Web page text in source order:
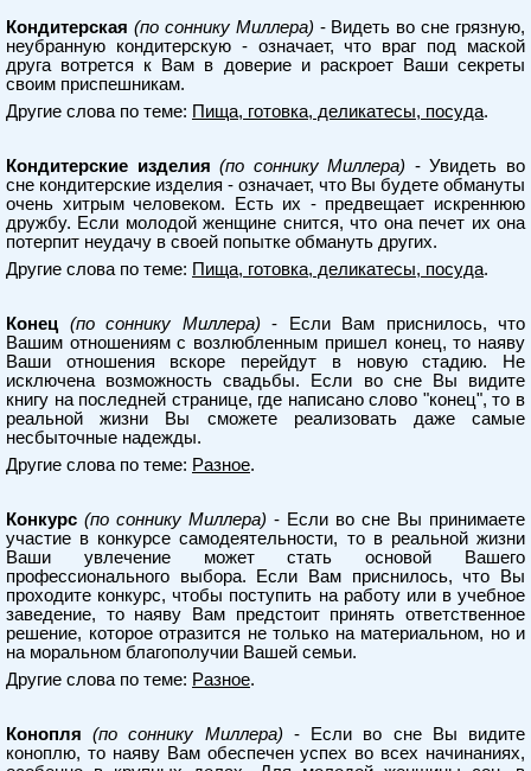
Кондитерская (по соннику Миллера) - Видеть во сне грязную,
неубранную кондитерскую - означает, что враг под маской
друга вотрется к Вам в доверие и раскроет Ваши секреты
своим приспешникам.
Другие слова по теме: Пища, готовка, деликатесы, посуда.
Кондитерские изделия (по соннику Миллера) - Увидеть во
сне кондитерские изделия - означает, что Вы будете обмануты
очень хитрым человеком. Есть их - предвещает искреннюю
дружбу. Если молодой женщине снится, что она печет их она
потерпит неудачу в своей попытке обмануть других.
Другие слова по теме: Пища, готовка, деликатесы, посуда.
Конец (по соннику Миллера) - Если Вам приснилось, что
Вашим отношениям с возлюбленным пришел конец, то наяву
Ваши отношения вскоре перейдут в новую стадию. Не
исключена возможность свадьбы. Если во сне Вы видите
книгу на последней странице, где написано слово "конец", то в
реальной жизни Вы сможете реализовать даже самые
несбыточные надежды.
Другие слова по теме: Разное.
Конкурс (по соннику Миллера) - Если во сне Вы принимаете
участие в конкурсе самодеятельности, то в реальной жизни
Ваши увлечение может стать основой Вашего
профессионального выбора. Если Вам приснилось, что Вы
проходите конкурс, чтобы поступить на работу или в учебное
заведение, то наяву Вам предстоит принять ответственное
решение, которое отразится не только на материальном, но и
на моральном благополучии Вашей семьи.
Другие слова по теме: Разное.
Конопля (по соннику Миллера) - Если во сне Вы видите
коноплю, то наяву Вам обеспечен успех во всех начинаниях,